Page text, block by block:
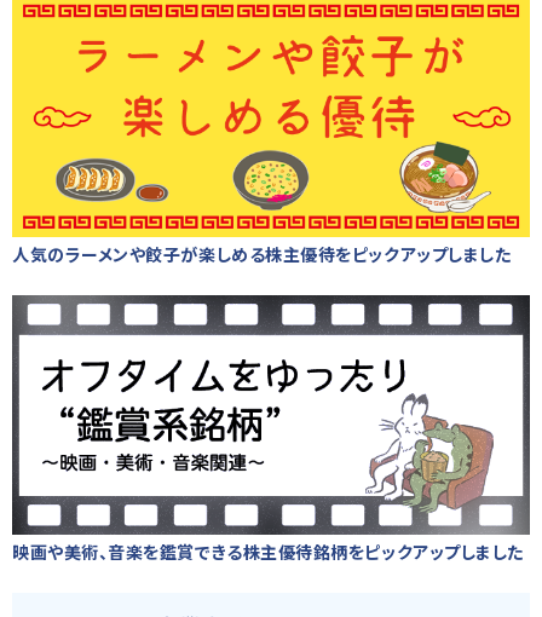
人気のラーメンや餃子が楽しめる株主優待をピックアップしました
映画や美術、音楽を鑑賞できる株主優待銘柄をピックアップしました